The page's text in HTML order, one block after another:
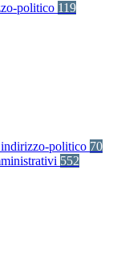
politico 119
politico 70
552